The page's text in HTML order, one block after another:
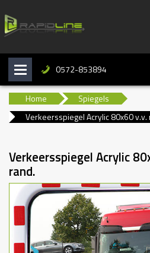
H b 0572-853894
Home
Spiegels
Verkeersspiegel Acrylic 80x60
Verkeersspiegel Acrylic
rand.